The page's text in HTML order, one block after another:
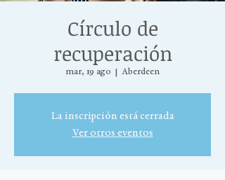
Círculo de
recuperación
mar, 19 ago
  |
Aberdeen
La inscripción está cerrada
Ver otros eventos